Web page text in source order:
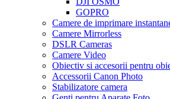
GOPRO
Camere de imprimare
Camere Mirrorless
DSLR Cameras
Camere Video
Obiectiv si accesorii pentru
Accessorii Canon Photo
Stabilizatore camera